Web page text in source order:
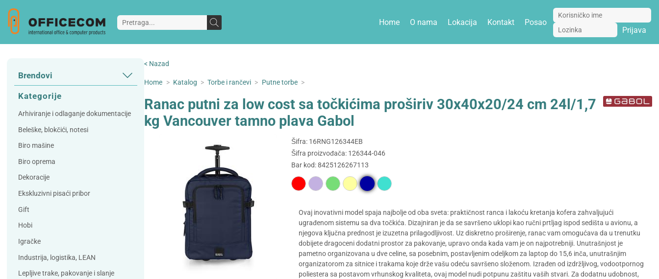
Home O nama Lokacija Kontakt
Posao
Prijava
Brendovi
3L
A Plus
Accessories
AD
Alco
Artoz
Bene
Bordlite
Carand'ache
Cleanrange
Debatin
Duracell
ELBA
Eleven
Kategorije
Arhiviranje i odlaganje dokumentacije
Beleške, blokčići, notesi
Biro mašine
Biro oprema
Dekoracije
Ekskluzivni pisaći pribor
Gift
Hobi
Igračke
Industrija, logistika, LEAN
Lepljive trake, pakovanje i slanje
< Nazad
Home > Katalog > Torbe i rančevi > Putne torbe >
Ranac putni za low cost sa točkićima proširiv 30x40x20/24 cm 24l/1,7
kg Vancouver tamno plava Gabol
Šifra: 16RNG126344EB
Šifra proizvođača: 126344-046
Bar kod: 8425126267113
Ovaj inovativni model spaja najbolje od oba sveta: praktičnost ranca i lakoću kretanja kofera zahvaljujući
ugrađenom sistemu sa dva točkića. Dizajniran je da se savršeno uklopi kao ručni prtljag ispod sedišta u avionu, a
njegova ključna prednost je izuzetna prilagodljivost. Uz diskretno proširenje, ranac vam omogućava da u trenutku
dobijete dragoceni dodatni prostor za pakovanje, upravo onda kada vam je on najpotrebniji. Unutrašnjost je
pametno organizovana u dve celine, sa posebnim, postavljenim odeljkom za laptop do 15,6 inča, unutrašnjim
organizatorom za sitnice i trakama koje drže vašu odeću savršeno složenom. Izrađen od izdržljivog, vodootpornog
poliestera sa postavom vrhunskog kvaliteta, ovaj model nudi potpunu zaštitu vaših stvari. Za dodatnu udobnost,